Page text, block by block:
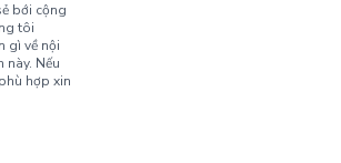
bới cộng
tôi
gì về nội
này. Nếu
hợp xin